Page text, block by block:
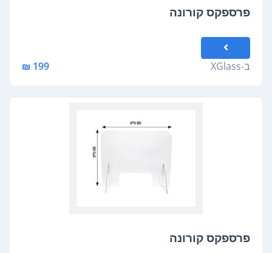
פרספקס קורונה
ב-XGlass
199 ₪
פרספקס קורונה